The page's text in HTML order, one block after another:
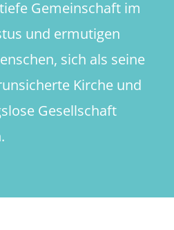
Gemeinschaft im
und ermutigen
sich als seine
Kirche und
Gesellschaft